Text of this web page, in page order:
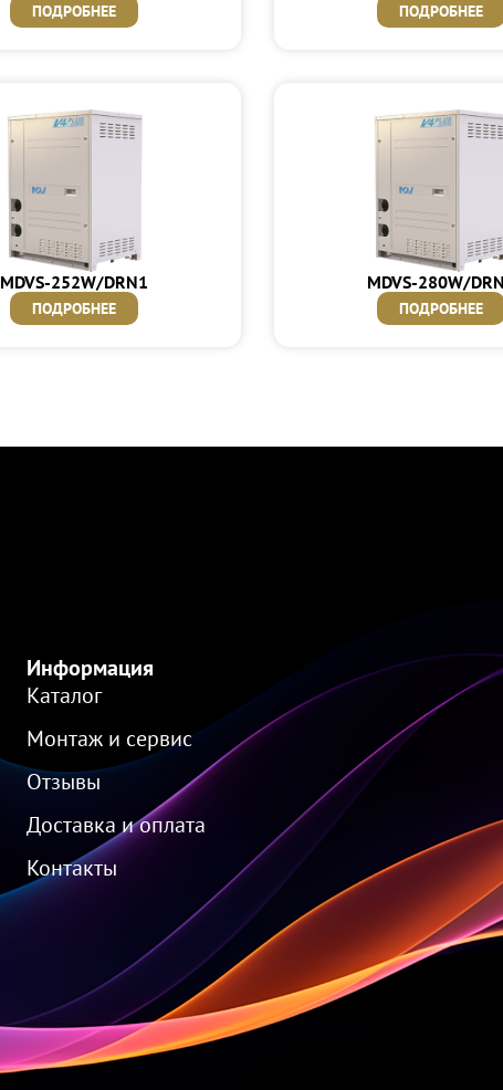
ПОДРОБНЕЕ ПОДРОБНЕЕ
MDVS-252W/DRN1
ПОДРОБНЕЕ
MDVS-280W/
ПОДРОБНЕЕ
Информация
Каталог
Монтаж и сервис
Отзывы
Доставка и оплата
Контакты